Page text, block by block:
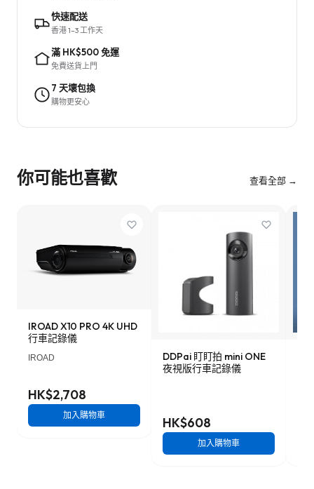
快速配送
香港 1–3 工作天
滿 HK$500 免運
免費送貨上門
7 天壞包換
購物更安心
你可能也喜歡 查看全部 →
IROAD X10 PRO 4K UHD
行車記錄儀
IROAD
HK$2,708
加入購物車
DDPai 盯盯拍 mini ONE
夜視版行車記錄儀
HK$608
加入購物車